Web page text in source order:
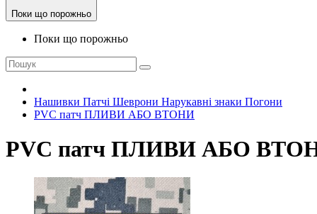
Поки що порожньо
Поки що порожньо
Нашивки Патчі Шеврони Нарукавні знаки Погони
PVC патч ПЛИВИ АБО ВТОНИ
PVC патч ПЛИВИ АБО